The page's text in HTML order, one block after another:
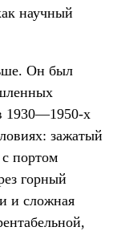
научный
Он был
1930—1950-х
зажатый
портом
горный
и сложная